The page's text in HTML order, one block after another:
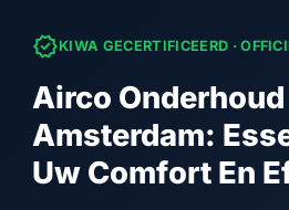
verifiedKIWA GECERTIFICEERD ·
Airco
Amsterdam:
Uw Comfort En